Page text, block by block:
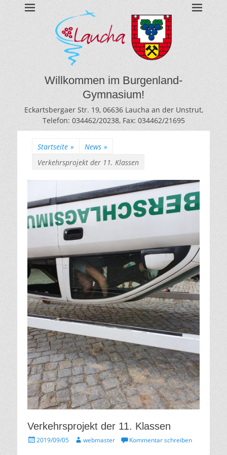
BURGENLAND-
GYMNASIUM
LAUCHA
Gymnasium des Burgenlandkreises / Sachsen-Anhalt
Willkommen im Burgenland-
Gymnasium!
Eckartsbergaer Str. 19, 06636 Laucha an der Unstrut,
Telefon: 034462/20238, Fax: 034462/21695
Startseite » News »
Verkehrsprojekt der 11. Klassen
Verkehrsprojekt der 11. Klassen
Gepostet
2019/09/05 Autorwebmaster Kommentar schreiben